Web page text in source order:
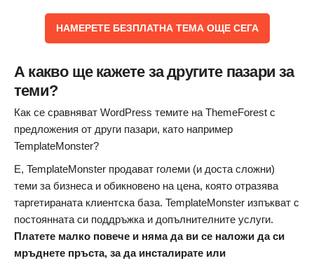
НАМЕРЕТЕ БЕЗПЛАТНА ТЕМА ОЩЕ СЕГА
А какво ще кажете за другите пазари за
теми?
Как се сравняват WordPress темите на ThemeForest с
предложения от други пазари, като например
TemplateMonster?
Е, TemplateMonster продават големи (и доста сложни)
теми за бизнеса и обикновено на цена, която отразява
таргетираната клиентска база. TemplateMonster изпъкват с
постоянната си поддръжка и допълнителните услуги.
Платете малко повече и няма да ви се наложи да си
мръднете пръста, за да инсталирате или